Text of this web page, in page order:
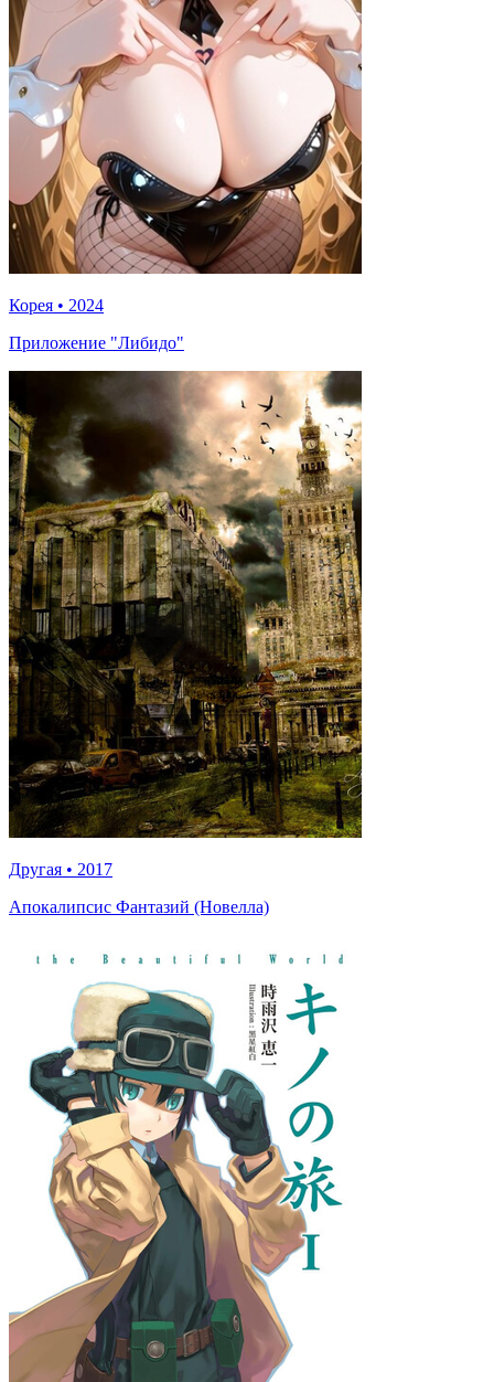
Корея • 2024
Приложение "Либидо"
Другая • 2017
Апокалипсис Фантазий (Новелла)